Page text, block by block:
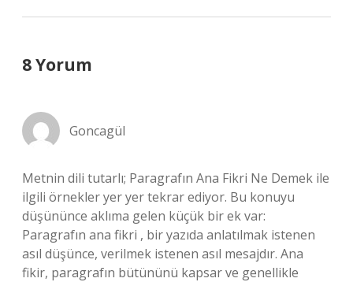
8 Yorum
Goncagül
Metnin dili tutarlı; Paragrafın Ana Fikri Ne Demek ile
ilgili örnekler yer yer tekrar ediyor. Bu konuyu
düşününce aklıma gelen küçük bir ek var:
Paragrafın ana fikri , bir yazıda anlatılmak istenen
asıl düşünce, verilmek istenen asıl mesajdır. Ana
fikir, paragrafın bütününü kapsar ve genellikle